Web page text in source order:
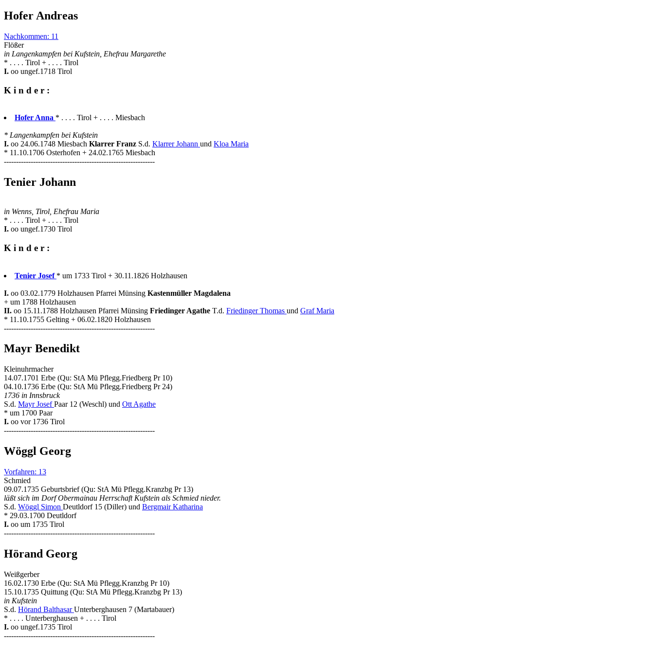
Hofer Andreas
Nachkommen: 11
Flößer
in Langenkampfen bei Kufstein, Ehefrau Margarethe
* . . . . Tirol + . . . . Tirol
I. oo ungef.1718 Tirol
K i n d e r :
Hofer Anna * . . . . Tirol + . . . . Miesbach
* Langenkampfen bei Kufstein
I. oo 24.06.1748 Miesbach Klarrer Franz S.d. Klarrer Johann und Kloa Maria
* 11.10.1706 Osterhofen + 24.02.1765 Miesbach
--------------------------------------------------------------
Tenier Johann
in Wenns, Tirol, Ehefrau Maria
* . . . . Tirol + . . . . Tirol
I. oo ungef.1730 Tirol
K i n d e r :
Tenier Josef * um 1733 Tirol + 30.11.1826 Holzhausen
I. oo 03.02.1779 Holzhausen Pfarrei Münsing Kastenmüller Magdalena
+ um 1788 Holzhausen
II. oo 15.11.1788 Holzhausen Pfarrei Münsing Friedinger Agathe T.d. Friedinger Thomas und Graf Maria
* 11.10.1755 Gelting + 06.02.1820 Holzhausen
--------------------------------------------------------------
Mayr Benedikt
Kleinuhrmacher
14.07.1701 Erbe (Qu: StA Mü Pflegg.Friedberg Pr 10)
04.10.1736 Erbe (Qu: StA Mü Pflegg.Friedberg Pr 24)
1736 in Innsbruck
S.d. Mayr JosefPaar 12 (Weschl) und Ott Agathe
* um 1700 Paar
I. oo vor 1736 Tirol
--------------------------------------------------------------
Wöggl Georg
Vorfahren: 13
Schmied
09.07.1735 Geburtsbrief (Qu: StA Mü Pflegg.Kranzbg Pr 13)
läßt sich im Dorf Obermainau Herrschaft Kufstein als Schmied nieder.
S.d. Wöggl Simon Deutldorf 15 (Diller) und Bergmair Katharina
* 29.03.1700 Deutldorf
I. oo um 1735 Tirol
--------------------------------------------------------------
Hörand Georg
Weißgerber
16.02.1730 Erbe (Qu: StA Mü Pflegg.Kranzbg Pr 10)
15.10.1735 Quittung (Qu: StA Mü Pflegg.Kranzbg Pr 13)
in Kufstein
S.d. Hörand BalthasarUnterberghausen 7 (Martabauer)
* . . . . Unterberghausen + . . . . Tirol
I. oo ungef.1735 Tirol
--------------------------------------------------------------